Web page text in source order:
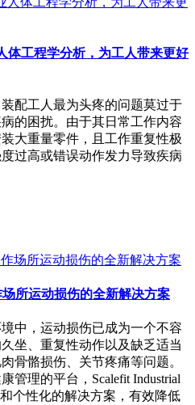
体工程学分析，为工人带来更好
配工人最为头疼的问题莫过于
的困扰。由于其日常工作内容
大重量零件，且工作重复性极
过高或错误动作发力导致疾病
所运动损伤的全新解决方案
中，运动损伤已成为一个不容
坐、重复性动作以及缺乏适当
骨骼损伤、关节疼痛等问题。
管理的平台，Scalefit Industrial
个性化的解决方案，有效降低